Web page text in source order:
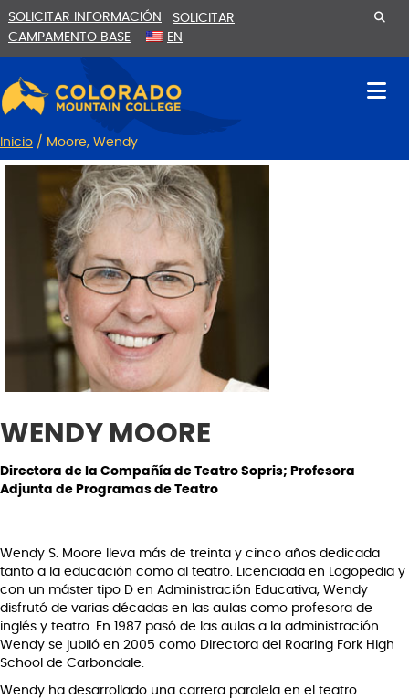
al
contenido
la
SOLICITAR INFORMACIÓN
SOLICITAR
CAMPAMENTO BASE
EN
Inicio / Moore, Wendy
WENDY MOORE
Directora de la Compañía de Teatro Sopris; Profesora
Adjunta de Programas de Teatro
Wendy S. Moore lleva más de treinta y cinco años dedicada
tanto a la educación como al teatro. Licenciada en Logopedia y
con un máster tipo D en Administración Educativa, Wendy
disfrutó de varias décadas en las aulas como profesora de
inglés y teatro. En 1987 pasó de las aulas a la administración.
Wendy se jubiló en 2005 como Directora del Roaring Fork High
School de Carbondale.
Wendy ha desarrollado una carrera paralela en el teatro